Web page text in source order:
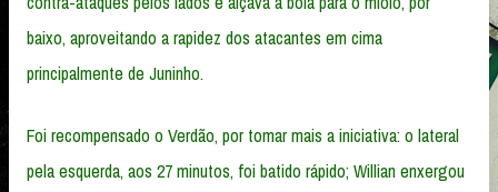
baixo, aproveitando a rapidez dos atacantes em cima
principalmente de Juninho.
Foi recompensado o Verdão, por tomar mais a iniciativa: o lateral
pela esquerda, aos 27 minutos, foi batido rápido; Willian enxergou